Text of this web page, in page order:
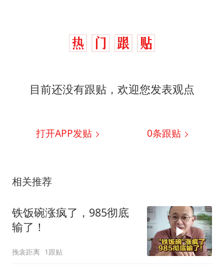
目前还没有跟贴，欢迎您发表观点
打开APP发贴 0条跟贴
相关推荐
铁饭碗涨疯了，985彻底
输了！
挽衾距离 1跟贴